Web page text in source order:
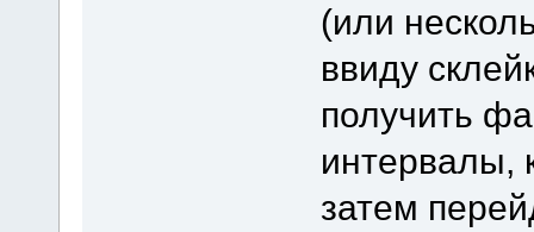
(или
ввиду
получить
интервалы,
затем